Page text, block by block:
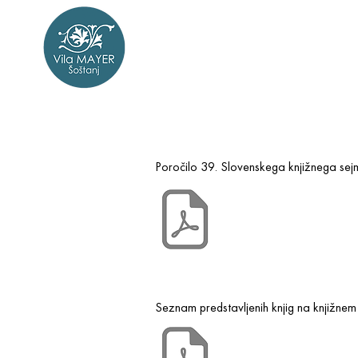
Poročilo 39. Slovenskega knjižnega
Seznam predstavljenih knjig na knjižnem